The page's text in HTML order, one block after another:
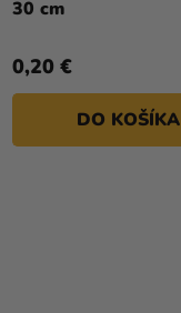
30 cm
0,20 €
DO KOŠÍKA